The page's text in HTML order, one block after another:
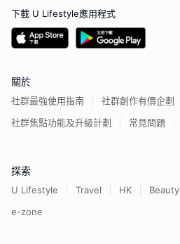
下載 U Lifestyle應用程式
關於
社群最強使用指南
社群創作有價企劃
社群焦點功能及升級計劃
常見問題
探索
U Lifestyle Travel HK Beauty
e-zone